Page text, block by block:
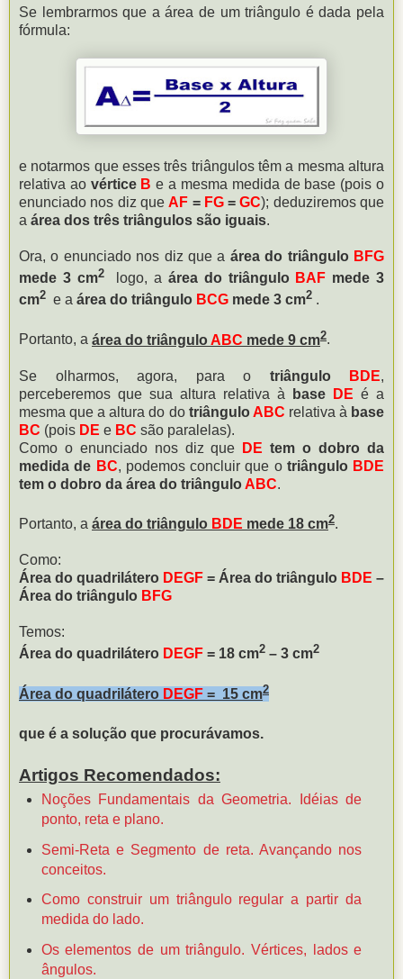
Se lembrarmos que a área de um triângulo é dada pela
fórmula:
e notarmos que esses três triângulos têm a mesma altura
relativa ao vértice B e a mesma medida de base (pois o
enunciado nos diz que AF = FG=GC); deduziremos que
a área dos três triângulos são iguais.
Ora, o enunciado nos diz que a área do triângulo BFG
mede 3 cm2 logo, a área do triângulo BAF mede 3
cm2 e a área do triângulo BCG mede 3 cm2 .
Portanto, a área do triângulo ABC mede 9 cm2.
Se olharmos, agora, para o triângulo BDE,
perceberemos que sua altura relativa à
base DE é a
mesma que a altura do do triângulo ABC relativa à base
BC (pois DE e BC são paralelas).
Como o enunciado nos diz que
DE tem o dobro da
medida de BC, podemos concluir que o triângulo BDE
tem o dobro da área do triângulo ABC.
Portanto, a área do triângulo BDE mede 18 cm2.
Como:
Área do quadrilátero DEGF = Área do triângulo BDE –
Área do triângulo BFG
Temos:
Área do quadrilátero DEGF = 18 cm2 – 3 cm2
Área do quadrilátero DEGF = 15 cm2
que é a solução que procurávamos.
Artigos Recomendados:
Noções Fundamentais da Geometria. Idéias de
ponto, reta e plano.
Semi-Reta e Segmento de reta. Avançando nos
conceitos.
Como construir um triângulo regular a partir da
medida do lado.
Os elementos de um triângulo. Vértices, lados e
ângulos.